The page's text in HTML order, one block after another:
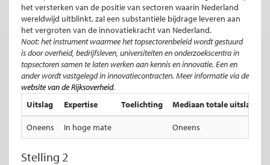
het versterken van de positie van sectoren waarin Nederland
wereldwijd uitblinkt, zal een substantiële bijdrage leveren aan
het vergroten van de innovatiekracht van Nederland.
Noot: het instrument waarmee het topsectorenbeleid wordt gestuurd
is door overheid, bedrijfsleven, universiteiten en onderzoekscentra in
topsectoren samen te laten werken aan kennis en innovatie. Een en
ander wordt vastgelegd in innovatiecontracten. Meer informatie via de
website van de Rijksoverheid.
Uitslag
Expertise Toelichting Mediaan totale uitslag
Oneens In hoge mate Oneens
Stelling 2